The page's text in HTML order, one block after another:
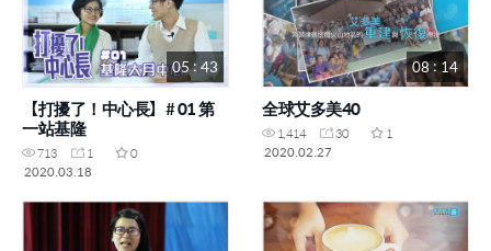
05 : 43
【打擾了！中心長】# 01 第
一站基隆
713 1
0
2020.03.18
08 : 14
全球艾多美40
1,414 30
1
2020.02.27